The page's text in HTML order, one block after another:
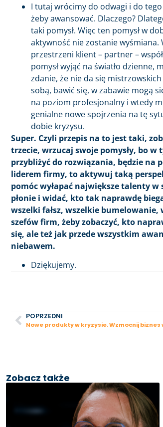
I tutaj wrócimy do odwagi i do
żeby awansować. Dlaczego?
taki pomysł. Więc ten pomysł w
aktywność nie zostanie wyśmiana.
przestrzeni klient – partner –
pomysł wyjąć na światło dzienne,
zdanie, że nie da się
sobą, bawić się, w zabawie mogą
na poziom profesjonalny i wtedy
genialne nowe spojrzenia na tę
dobie kryzysu.
Super. Czyli przepis na to jest taki,
trzecie, wrzucaj swoje pomysły, bo w
przybliżyć do rozwiązania, będzie na
liderem firmy, to aktywuj taką
pomóc wyłapać największe talenty
płonie i widać, kto tak naprawdę
wszelki fałsz, wszelkie
szefów firm, żeby zobaczyć, kto
się, ale też jak przede wszystkim
niebawem.
Dziękujemy.
POPRZEDNI
Nowe produkty w kryzysie. Wzmocnij
Zobacz także